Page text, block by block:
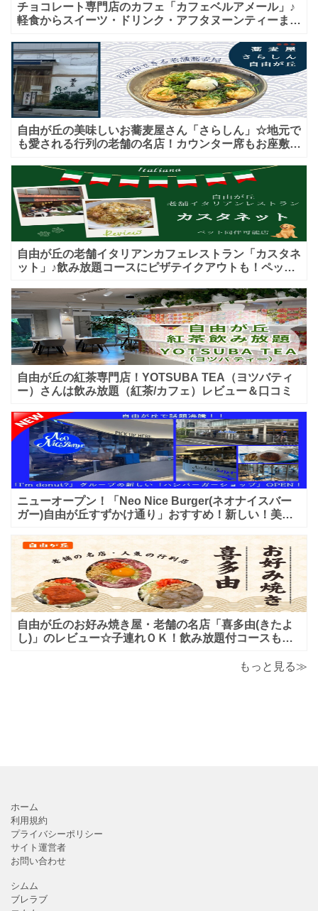
チョコレート専門店のカフェ「カフェベルアメール」♪
軽食からスイーツ・ドリンク・アフタヌーンティーまで
自由が丘の美味しいお蕎麦屋さん「さらしん」☆地元で
も愛される行列の老舗の名店！カウンター席もお座敷も
自由が丘の老舗イタリアンカフェレストラン「カスタネ
ット」♪飲み放題コースにピザテイクアウトも！ペット
自由が丘の紅茶専門店！YOTSUBA TEA（ヨツバティ
ー）さんは飲み放題（紅茶/カフェ）レビュー＆口コミ
ニューオープン！「Neo Nice Burger(ネオナイスバー
ガー)自由が丘すずかけ通り」おすすめ！新しい！美味
自由が丘のお好み焼き屋・老舗の名店「喜多由(きたよ
し)」のレビュー☆子連れＯＫ！飲み放題付コースも！
もっと見る≫
ホーム
利用規約
プライバシーポリシー
サイト運営者
お問い合わせ
シムム
ブレラブ